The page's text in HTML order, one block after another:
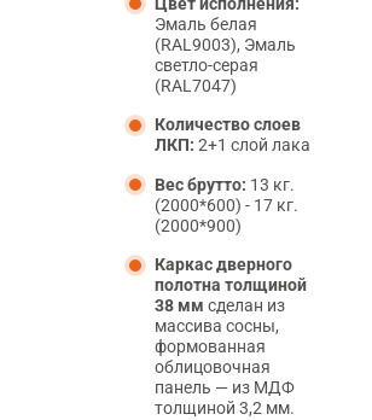
Эмаль белая
(RAL9003), Эмаль
светло-серая
(RAL7047)
Количество слоев
ЛКП: 2+1 слой лака
Вес брутто: 13 кг.
(2000*600) - 17 кг.
(2000*900)
Каркас дверного
полотна толщиной
38 мм сделан из
массива сосны,
формованная
облицовочная
панель — из МДФ
толщиной 3,2 мм.